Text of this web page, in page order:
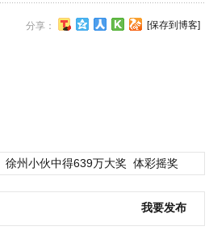
分享： [保存到博客]
徐州小伙中得639万大奖 体彩摇奖
我要发布